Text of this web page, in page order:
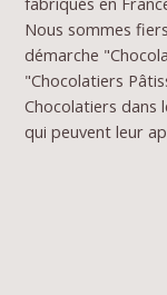
Nous sommes
démarche
"Chocolatiers
Chocolatiers dans
qui peuvent leur